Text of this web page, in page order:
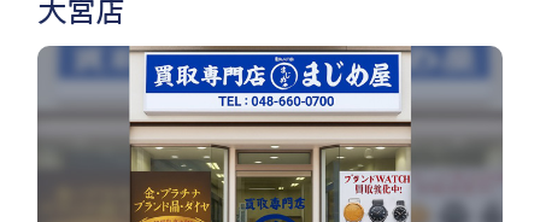
大宮店